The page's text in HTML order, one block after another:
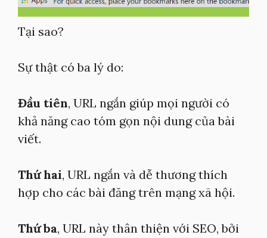
Tại sao?
Sự thật có ba lý do:
Đầu tiên, URL ngắn giúp mọi người có
khả năng cao tóm gọn nội dung của bài
viết.
Thứ hai, URL ngắn và dễ thương thích
hợp cho các bài đăng trên mạng xã hội.
Thứ ba, URL này thân thiện với SEO, bởi